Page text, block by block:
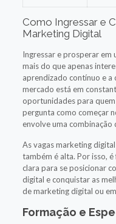
Como Ingressar e
Marketing Digital
Ingressar e prosperar em
mais do que apenas
aprendizado contínuo e
mercado está em
oportunidades para quem
pergunta como começar
envolve uma
As vagas marketing
também é alta. Por isso,
clara para se posicionar
digital e conquistar as
de marketing digital ou
Formação e